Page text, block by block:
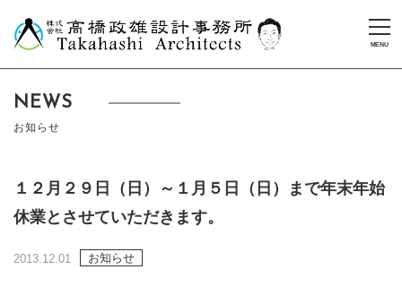
NEWS
お知らせ
１２月２９日（日）～１月５日（日）まで年末年始
休業とさせていただきます。
2013.12.01 お知らせ